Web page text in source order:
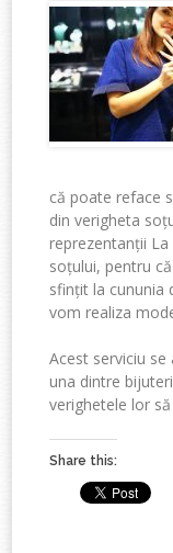
că poate reface
din verigheta
reprezentanții
soțului, pentru
sfințit la cununia
vom realiza
Acest serviciu
una dintre
verighetele lor
Share this: